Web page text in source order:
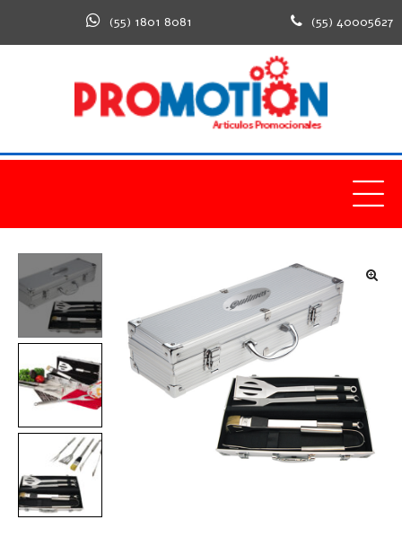
(55) 1801 8081 (55) 40005627